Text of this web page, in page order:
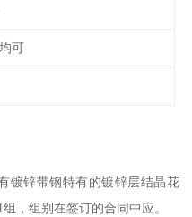
可
镀锌带钢特有的镀锌层结晶花
，组别在签订的合同中应。